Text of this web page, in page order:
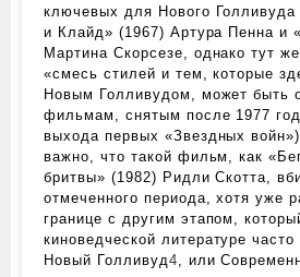
ключевых для Нового
и Клайд» (1967) Артура Пенна и
Мартина Скорсезе, однако тут
«смесь стилей и тем, которые
Новым Голливудом, может быть
фильмам, снятым после 1977
выхода первых «Звездных войн»)
важно, что такой фильм, как
бритвы» (1982) Ридли Скотта,
отмеченного периода, хотя уже
границе с другим этапом,
киноведческой литературе
Новый Голливуд4 , или